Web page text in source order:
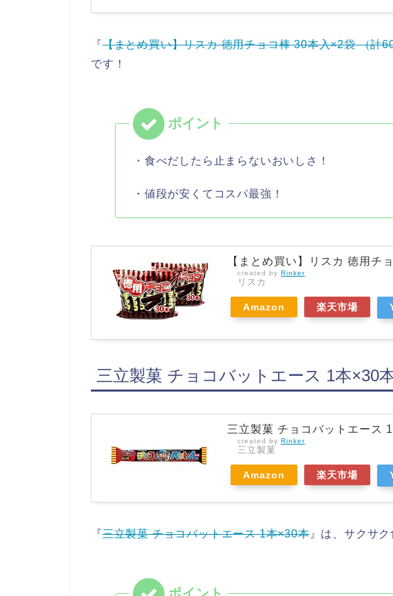
『【まとめ買い】リスカ 徳用チョコ棒 30本入×2袋 （計
です！
・食べだしたら止まらないおいしさ！
・値段が安くてコスパ最強！
【まとめ買い】リスカ 徳用チ
created by Rinker
リスカ
Amazon 楽天市場
三立製菓 チョコバットエース 1本×30
三立製菓 チョコバットエース
created by Rinker
三立製菓
Amazon 楽天市場
『三立製菓 チョコバットエース 1本×30本』は、サクサク